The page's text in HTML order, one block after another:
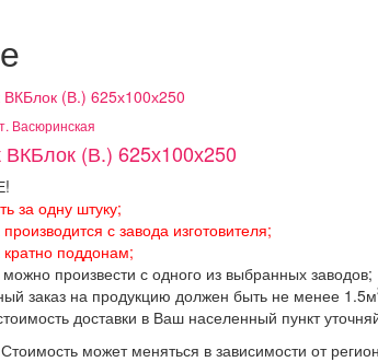
Васюринская
ВКБлок (В.) 625х100х250
за одну штуку;
с завода изготовителя;
кратно поддонам;
можно произвести с одного из выбранных заводов;
заказ на продукцию должен быть не менее 1.5м
доставки в Ваш населенный пункт
может меняться в зависимости от